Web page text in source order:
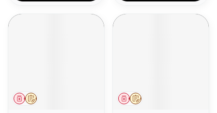
Op voorschrift
Geneesmiddel Op voorschrift
Geneesmiddel